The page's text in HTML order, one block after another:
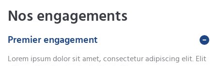
Nos engagements
Premier engagement
Lorem ipsum dolor sit amet, consectetur adipiscing elit. Elit